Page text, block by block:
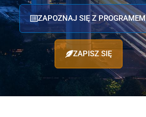
ZAPOZNAJ SIĘ Z PROGRAMEM
ZAPISZ SIĘ